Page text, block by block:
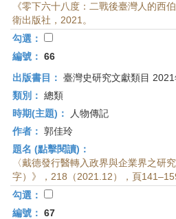
《零下六十八度：二戰後臺灣人的西
衛出版社，2021。
勾選：
編號： 66
出版書目： 臺灣史研究文獻類目
類別： 總類
時期(主題)：
人物傳記
作者： 郭佳玲
題名 (點擊閱讀)：
〈戴德發行醫轉入政界與企業界之研
字）》，218（2021.12），頁
勾選：
編號： 67